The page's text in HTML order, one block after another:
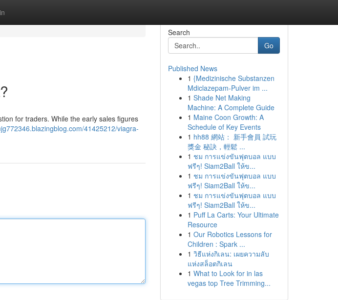
for traders. While the early sales figures
41425212/viagra-
Search
Go
Published News
1 {Medizinische Substanzen
Mdiclazepam-Pulver im ...
1 Shade Net Making
Machine: A Complete Guide
1 Maine Coon Growth: A
Schedule of Key Events
1 hh88 網站： 新手會員 試玩
獎金 秘訣，輕鬆 ...
1 ชม การแข่งขันฟุตบอล แบบ
ฟรีๆ! Siam2Ball ให้ข...
1 ชม การแข่งขันฟุตบอล แบบ
ฟรีๆ! Siam2Ball ให้ข...
1 ชม การแข่งขันฟุตบอล แบบ
ฟรีๆ! Siam2Ball ให้ข...
1 Puff La Carts: Your Ultimate
Resource
1 Our Robotics Lessons for
Children : Spark ...
1 วิธีแห่งกิเลน: เผยความลับ
แห่งสล็อตกิเลน
1 What to Look for in las
vegas top Tree Trimming...